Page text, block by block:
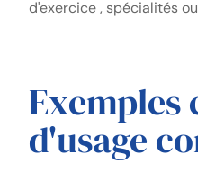
d'exercice , spécialités
Exemples
d'usage